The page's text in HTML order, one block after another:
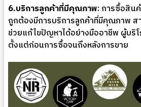
6.บริการลูกค้าที่มีคุณภาพ: การซื้อสิน
ถูกต้องมีการบริการลูกค้าที่มีคุณภาพ ส
ช่วยแก้ไขปัญหาได้อย่างมืออาชีพ ผู้บริ
ตั้งแต่ก่อนการซื้อจนถึงหลังการขาย